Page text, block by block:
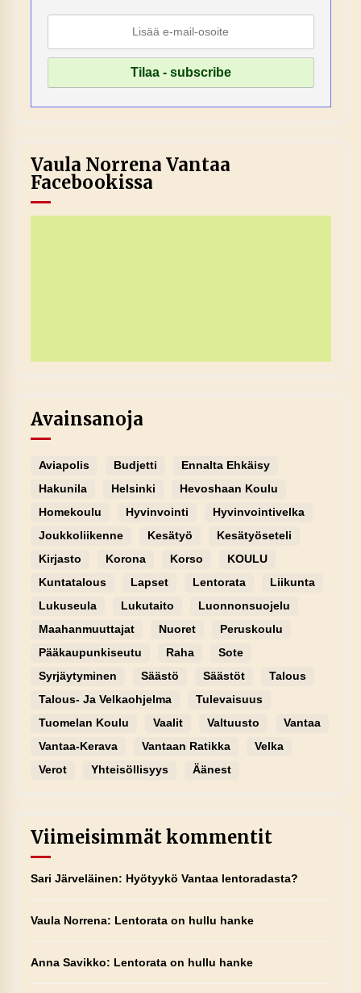
Vaula Norrena Vantaa
Facebookissa
Avainsanoja
Aviapolis Budjetti
Ennalta Ehkäisy
Hakunila
Helsinki
Hevoshaan Koulu
Homekoulu
Hyvinvointi
Hyvinvointivelka
Joukkoliikenne
Kesätyö
Kesätyöseteli
Kirjasto
Korona Korso
KOULU
Kuntatalous
Lapset Lentorata
Liikunta
Lukuseula
Lukutaito
Luonnonsuojelu
Maahanmuuttajat
Nuoret
Peruskoulu
Pääkaupunkiseutu
Raha
Sote
Syrjäytyminen
Säästö Säästöt
Talous
Talous- Ja Velkaohjelma
Tulevaisuus
Tuomelan Koulu
Vaalit Valtuusto
Vantaa
Vantaa-Kerava
Vantaan Ratikka
Velka
Verot
Yhteisöllisyys Äänest
Viimeisimmät kommentit
Sari Järveläinen: Hyötyykö Vantaa lentoradasta?
Vaula Norrena: Lentorata on hullu hanke
Anna Savikko: Lentorata on hullu hanke